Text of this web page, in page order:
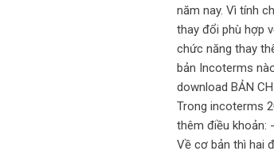
năm nay. Vì tính
thay đổi phù hợp
chức năng thay
bản Incoterms
download BẢN
Trong incoterms
thêm điều khoản:
Về cơ bản thì hai